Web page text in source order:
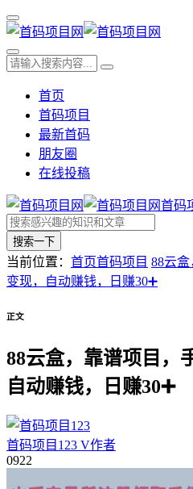
首页
首码项目
最新首码
朋友圈
在线投稿
首码
搜索一下
当前位置： 首页首码项目 88云
变现，自动赚钱，日赚30➕
正文
88云盒，靠谱项目，
自动赚钱，日赚30➕
首码项目123 V作者
0922